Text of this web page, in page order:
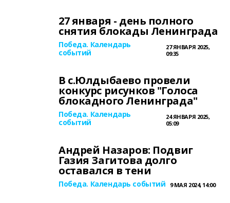
27 января - день полного
снятия блокады Ленинграда
Победа. Календарь
событий
27 ЯНВАРЯ 2025,
09:35
В с.Юлдыбаево провели
конкурс рисунков "Голоса
блокадного Ленинграда"
Победа. Календарь
событий
24 ЯНВАРЯ 2025,
05:09
Андрей Назаров: Подвиг
Газия Загитова долго
оставался в тени
Победа. Календарь событий 9 МАЯ 2024, 14:00